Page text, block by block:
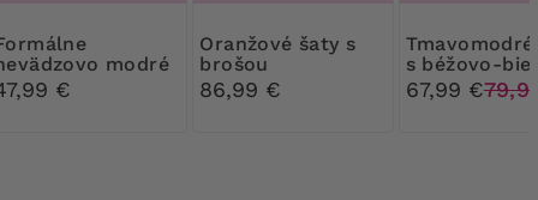
modré
s brošou
€
Oranžové šaty s
brošou
86,99 €
Tmavomodré šaty
s béžovo-
vzorom
67,99 €